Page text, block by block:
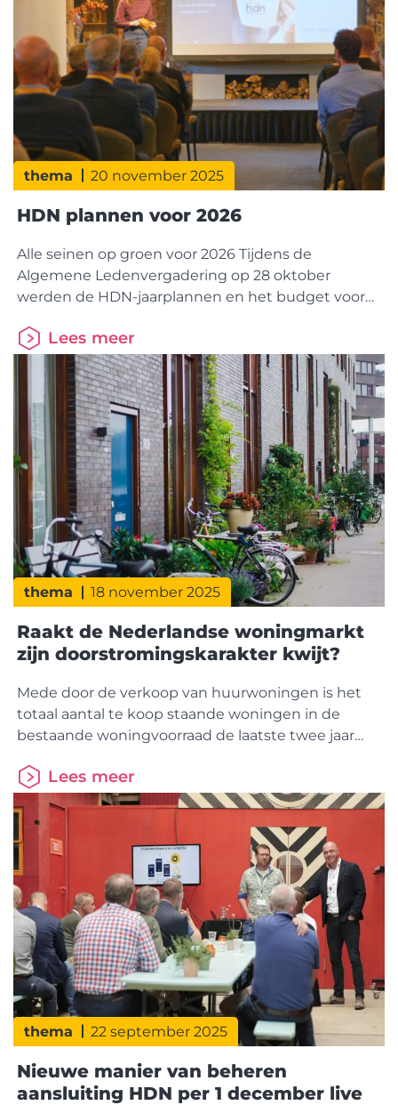
thema 20 november 2025
HDN plannen voor 2026
Alle seinen op groen voor 2026 Tijdens de
Algemene Ledenvergadering op 28 oktober
werden de HDN-jaarplannen en het budget voor
voor verdere digitalisering en samenwerking in de
keten. StakeholdersessieTijdens de HDN-
stakeholdersessie stond inspiratie uit het
buitenland centraal. Pia Tverin (CEO Nordea
Hypotek) en Mathilda Muhrbeck (Head of Product)
van
Lees meer
thema 18 november 2025
Raakt de Nederlandse woningmarkt
zijn doorstromingskarakter kwijt?
Mede door de verkoop van huurwoningen is het
totaal aantal te koop staande woningen in de
bestaande woningvoorraad de laatste twee jaar
appartementen en woningen in het minder dure
prijssegment. In de nieuwbouwproductie wordt
de laatste jaren eveneens een grotere nadruk
gelegd op het bouwen van appartementen en
Lees meer
thema 22 september 2025
Nieuwe manier van beheren
aansluiting HDN per 1 december live